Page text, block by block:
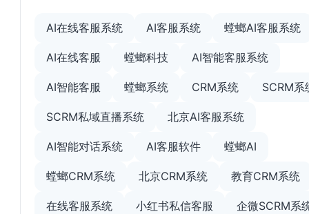
AI在线客服系统 AI客服系统 螳螂AI客服系统
AI在线客服 螳螂科技 AI智能客服系统
AI智能客服 螳螂系统 CRM系统 SCRM系
SCRM私域直播系统 北京AI客服系统
AI智能对话系统 AI客服软件 螳螂AI
螳螂CRM系统 北京CRM系统 教育CRM系统
在线客服系统 小红书私信客服 企微SCRM系